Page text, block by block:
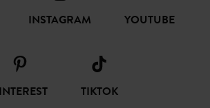
INSTAGRAM YOUTUBE
TIKTOK